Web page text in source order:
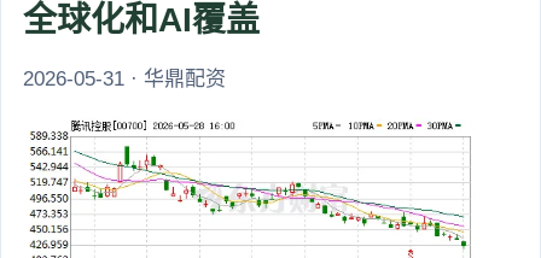
全球化和AI覆盖
2026-05-31 · 华鼎配资